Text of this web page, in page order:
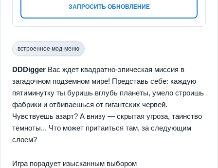
ЗАПРОСИТЬ ОБНОВЛЕНИЕ
встроенное мод-меню
DDDigger Вас ждет квадратно-эпическая миссия в
загадочном подземном мире! Представь себе: каждую
пятиминутку ты буришь вглубь планеты, умело строишь
фабрики и отбиваешься от гигантских червей.
Чувствуешь азарт? А внизу — скрытая угроза, таинство
темноты... Что может притаиться там, за следующим
слоем?
Игра порадует изысканным выбором